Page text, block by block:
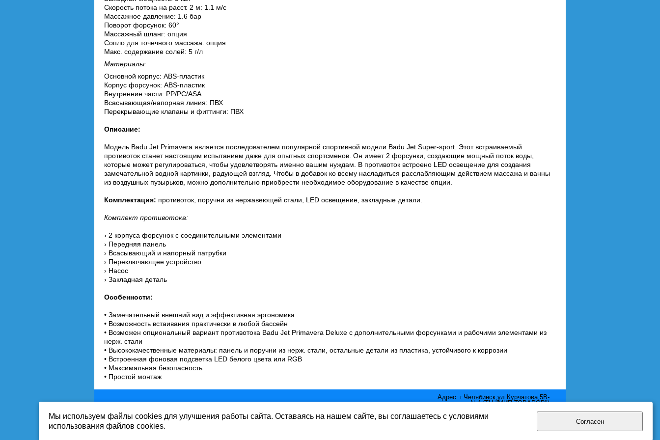
Скорость потока на расст. 2 м: 1.1 м/с
Массажное давление: 1.6 бар
Поворот форсунок: 60°
Массажный шланг: опция
Сопло для точечного массажа: опция
Макс. содержание солей: 5 г/л
Материалы:
Основной корпус: ABS-пластик
Корпус форсунок: ABS-пластик
Внутренние части: PP/PC/ASA
Всасывающая/напорная линия: ПВХ
Перекрывающие клапаны и фиттинги: ПВХ
Описание:
Модель Badu Jet Primavera является последователем популярной спортивной модели Badu Jet Super-sport. Этот встраиваемый
противоток станет настоящим испытанием даже для опытных спортсменов. Он имеет 2 форсунки, создающие мощный поток воды,
которые может регулироваться, чтобы удовлетворять именно вашим нуждам. В противоток встроено LED освещение для создания
замечательной водной картинки, радующей взгляд. Чтобы в добавок ко всему насладиться расслабляющим действием массажа и ванны
из воздушных пузырьков, можно дополнительно приобрести необходимое оборудование в качестве опции.
Комплектация: противоток, поручни из нержавеющей стали, LED освещение, закладные детали.
Комплект противотока:
› 2 корпуса форсунок с соединительными элементами
› Передняя панель
› Всасывающий и напорный патрубки
› Переключающее устройство
› Насос
› Закладная деталь
Особенности:
• Замечательный внешний вид и эффективная эргономика
• Возможность встаивания практически в любой бассейн
• Возможен опциональный вариант противотока Badu Jet Primavera Deluxe с дополнительными форсунками и рабочими элементами из
нерж. стали
• Высококачественные материалы: панель и поручни из нерж. стали, остальные детали из пластика, устойчивого к коррозии
• Встроенная фоновая подсветка LED белого цвета или RGB
• Максимальная безопасность
• Простой монтаж
Адрес: г.Челябинск,ул.Курчатова,5В-
отдел №4 (ТЦ "МИР ТОВАРОВ")
Email: mir.pool@yandex.ru
Вся информация на сайте-собственность www.mirbass.ru
Публикация информации с сайта www.mirbass.ru бе разрешения запрещена. Все права защищены.
Мы используем файлы cookies для улучшения работы сайта. Оставаясь на нашем сайте, вы соглашаетесь с условиями
использования файлов cookies.
Согласен